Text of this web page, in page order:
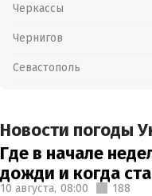
Черкассы
Чернигов
Севастополь
Новости погоды
Где в начале
дожди и когда
10 августа, 08:00 188